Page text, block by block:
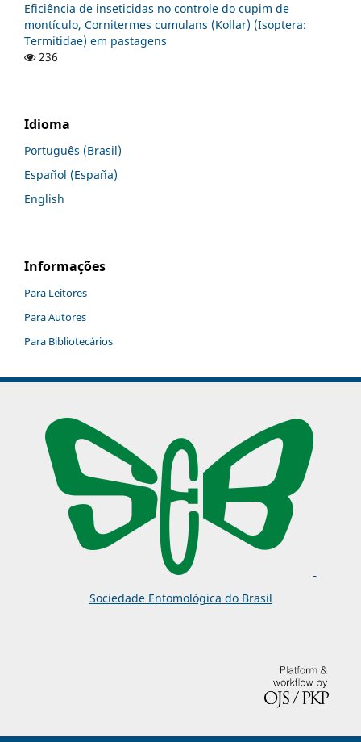
Eficiência de inseticidas no controle do cupim de
montículo, Cornitermes cumulans (Kollar) (Isoptera:
Termitidae) em pastagens
236
Idioma
Português (Brasil)
Español (España)
English
Informações
Para Leitores
Para Autores
Para Bibliotecários
Sociedade Entomológica do Brasil